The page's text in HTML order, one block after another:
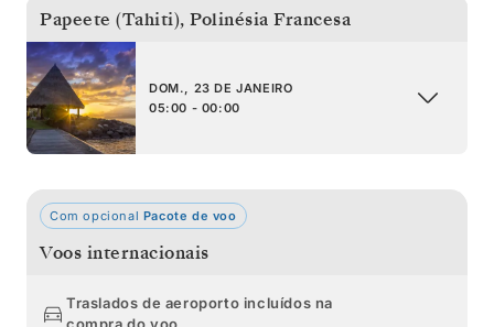
Papeete (Tahiti), Polinésia Francesa
DOM., 23 DE JANEIRO
05:00 - 00:00
Com opcional Pacote de voo
Voos internacionais
Traslados de aeroporto incluídos na
compra do voo